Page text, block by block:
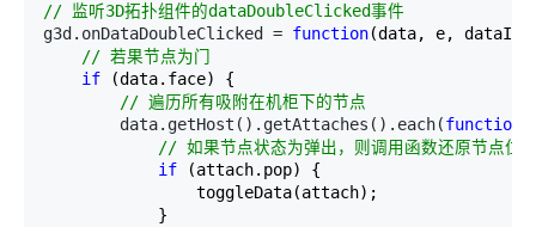
// 监听3D拓扑组件的dataDoubleClicked事件
g3d.onDataDoubleClicked = function(data, e,
// 若果节点为门
if (data.face) {
// 遍历所有吸附在机柜下的节点
        data.getHost().getAttaches().each(
function
// 如果节点状态为弹出，则调用函数还原节点位
if (attach.pop) {
                toggleData(attach);
            }